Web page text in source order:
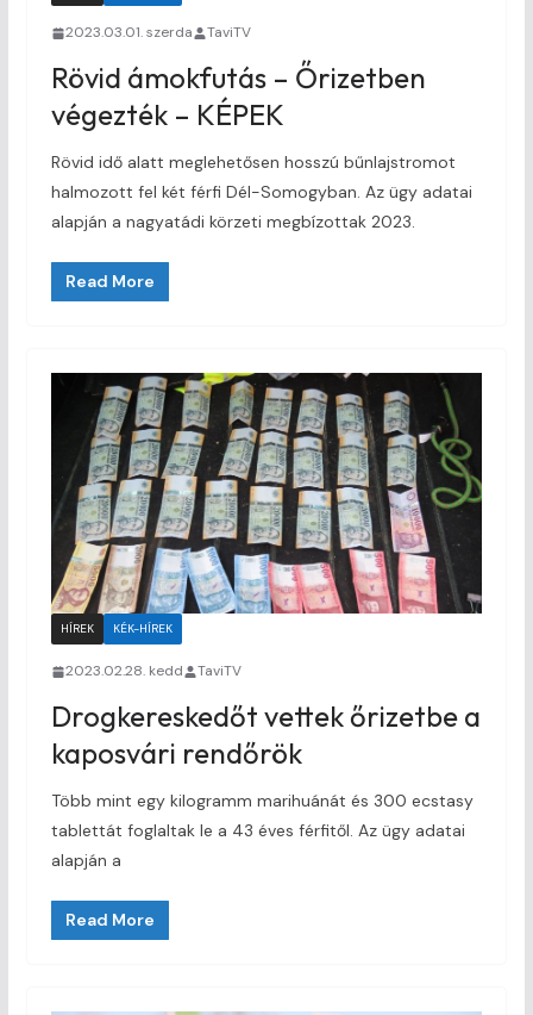
2023.03.01. szerda TaviTV
Rövid ámokfutás – Őrizetben
végezték – KÉPEK
Rövid idő alatt meglehetősen hosszú bűnlajstromot
halmozott fel két férfi Dél-Somogyban. Az ügy adatai
alapján a nagyatádi körzeti megbízottak 2023.
Read More
HÍREK KÉK-HÍREK
2023.02.28. kedd TaviTV
Drogkereskedőt vettek őrizetbe a
kaposvári rendőrök
Több mint egy kilogramm marihuánát és 300 ecstasy
tablettát foglaltak le a 43 éves férfitől. Az ügy adatai
alapján a
Read More